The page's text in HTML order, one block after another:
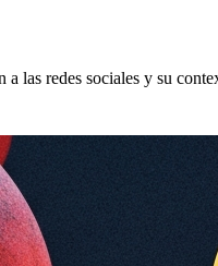
las redes sociales y su